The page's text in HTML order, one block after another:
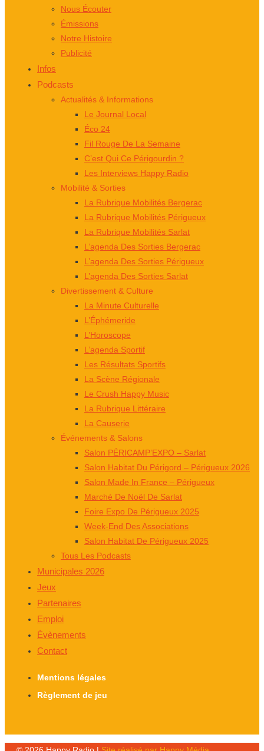
Nous Écouter
Émissions
Notre Histoire
Publicité
Infos
Podcasts
Actualités & Informations
Le Journal Local
Éco 24
Fil Rouge De La Semaine
C’est Qui Ce Périgourdin ?
Les Interviews Happy Radio
Mobilité & Sorties
La Rubrique Mobilités Bergerac
La Rubrique Mobilités Périgueux
La Rubrique Mobilités Sarlat
L’agenda Des Sorties Bergerac
L’agenda Des Sorties Périgueux
L’agenda Des Sorties Sarlat
Divertissement & Culture
La Minute Culturelle
L’Éphémeride
L’Horoscope
L’agenda Sportif
Les Résultats Sportifs
La Scène Régionale
Le Crush Happy Music
La Rubrique Littéraire
La Causerie
Événements & Salons
Salon PÉRICAMP’EXPO – Sarlat
Salon Habitat Du Périgord – Périgueux 2026
Salon Made In France – Périgueux
Marché De Noël De Sarlat
Foire Expo De Périgueux 2025
Week-End Des Associations
Salon Habitat De Périgueux 2025
Tous Les Podcasts
Municipales 2026
Jeux
Partenaires
Emploi
Évènements
Contact
Mentions légales
Règlement de jeu